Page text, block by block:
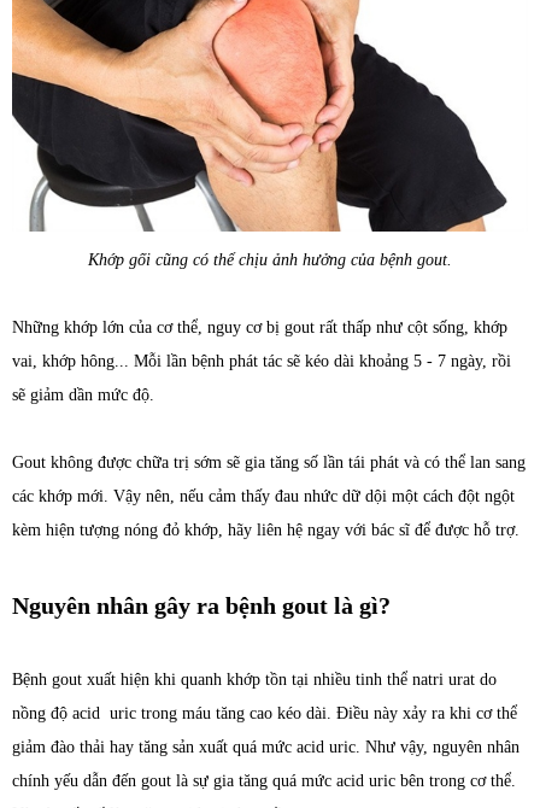
Khớp gối cũng có thể chịu ảnh hưởng của bệnh gout.
Những khớp lớn của cơ thể, nguy cơ bị gout rất thấp như cột sống, khớp
vai, khớp hông... Mỗi lần bệnh phát tác sẽ kéo dài khoảng 5 - 7 ngày, rồi
sẽ giảm dần mức độ.
Gout không được chữa trị sớm sẽ gia tăng số lần tái phát và có thể lan sang
các khớp mới. Vậy nên, nếu cảm thấy đau nhức dữ dội một cách đột ngột
kèm hiện tượng nóng đỏ khớp, hãy liên hệ ngay với bác sĩ để được hỗ trợ.
Nguyên nhân gây ra bệnh gout là gì?
Bệnh gout xuất hiện khi quanh khớp tồn tại nhiều tinh thể natri urat do
nồng độ acid uric trong máu tăng cao kéo dài. Điều này xảy ra khi cơ thể
giảm đào thải hay tăng sản xuất quá mức acid uric. Như vậy, nguyên nhân
chính yếu dẫn đến gout là sự gia tăng quá mức acid uric bên trong cơ thể.